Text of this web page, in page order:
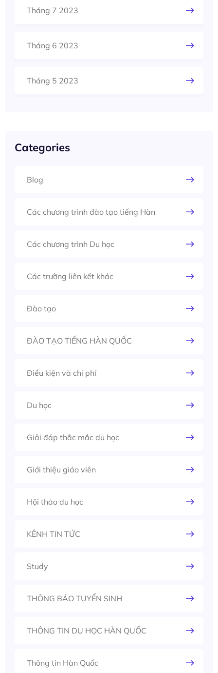
Tháng 7 2023
Tháng 6 2023
Tháng 5 2023
Categories
Blog
Các chương trình đào tạo tiếng Hàn
Các chương trình Du học
Các trường liên kết khác
Đào tạo
ĐÀO TẠO TIẾNG HÀN QUỐC
Điều kiện và chi phí
Du học
Giải đáp thắc mắc du học
Giới thiệu giáo viên
Hội thảo du học
KÊNH TIN TỨC
Study
THÔNG BÁO TUYỂN SINH
THÔNG TIN DU HỌC HÀN QUỐC
Thông tin Hàn Quốc